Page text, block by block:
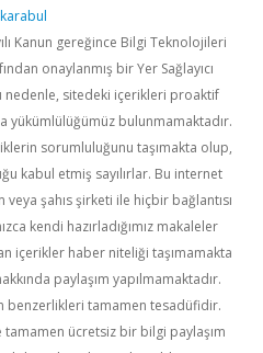
Kanun gereğince Bilgi Teknolojileri
onaylanmış bir Yer Sağlayıcı
nedenle, sitedeki içerikleri proaktif
yükümlülüğümüz bulunmamaktadır.
sorumluluğunu taşımakta olup,
kabul etmiş sayılırlar. Bu internet
şahıs şirketi ile hiçbir bağlantısı
kendi hazırladığımız makaleler
içerikler haber niteliği taşımamakta
paylaşım yapılmamaktadır.
benzerlikleri tamamen tesadüfidir.
tamamen ücretsiz bir bilgi paylaşım